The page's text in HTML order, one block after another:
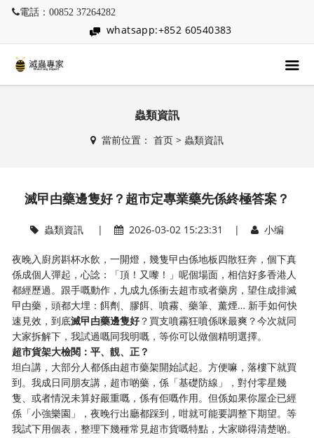
電話：00852 37264282
whatsapp:+852 60540383
蟲類資訊
當前位置： 首页> 蟲類資訊
滅曱甴藥邊隻好？超市定專業藥先係終極答案？
蟲類資訊| 2026-03-02 15:23:31 | 小编
夜晚入廚房斟杯水飲，一開燈，幾隻曱甴係地板四散狂奔，個下真
係成個人彈起，心諗：「頂！又嚟！」呢個場面，相信好多香港人
都經歷過。跟手嘅動作，九成九係衝去超市或者藥房，望住成排滅
曱甴藥，頭都大埋：餌劑、膠餌、噴霧、藥筆、薰煙… 新手如何快
速見效，到底滅曱甴藥邊隻好 ？買支噴霧狂噴係咪最爽？今次就同
大家拆解下，我試過嘅同我明嘅，等你可以做個精明選擇。
超市貨架大檢閱：平、靚、正？
坦白講，大部分人都係由超市藥架開始試起。方便嘛，落樓下就買
到。我成日同朋友講，超市啲藥，係「基礎防線」，對付零星幾
隻、或者情況未算好嚴重嘅，係有佢嘅作用。但係如果你屋企已經
係「小強樂園」，夜晚行出廳都踩到，咁就可能要調整下期望。等
我試下用個表，整理下幾種常見超市貨嘅特點，大家睇得清楚啲。